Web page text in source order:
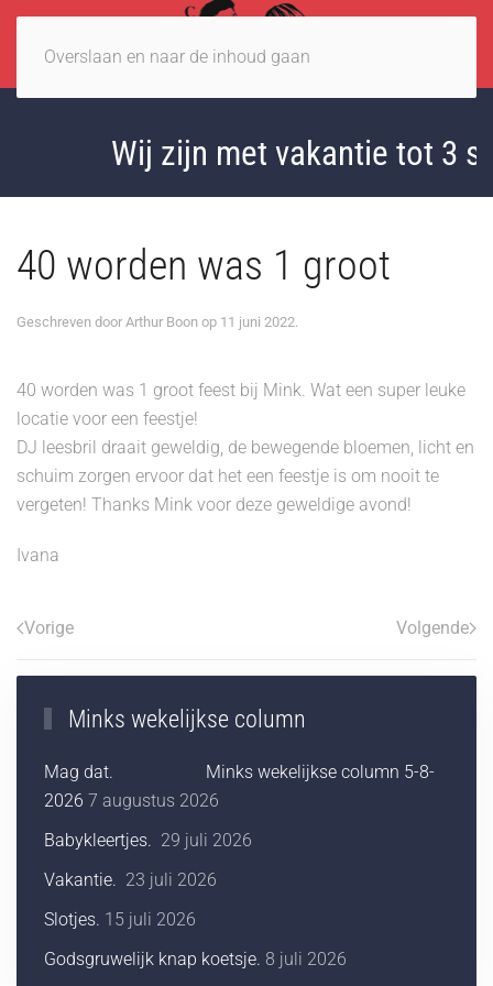
Overslaan en naar de inhoud gaan
Wij zijn met vakantie tot 3
40 worden was 1 groot
Geschreven door Arthur Boon op 11 juni 2022.
40 worden was 1 groot feest bij Mink. Wat een super leuke
locatie voor een feestje!
DJ leesbril draait geweldig, de bewegende bloemen, licht en
schuim zorgen ervoor dat het een feestje is om nooit te
vergeten! Thanks Mink voor deze geweldige avond!
Ivana
Vorige Volgende
Minks wekelijkse column
Mag dat. Minks wekelijkse column 5-8-
2026 7 augustus 2026
Babykleertjes. 29 juli 2026
Vakantie. 23 juli 2026
Slotjes. 15 juli 2026
Godsgruwelijk knap koetsje. 8 juli 2026